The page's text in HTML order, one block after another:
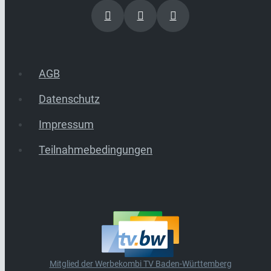
AGB
Datenschutz
Impressum
Teilnahmebedingungen
Mitglied der Werbekombi TV Baden-Württemberg